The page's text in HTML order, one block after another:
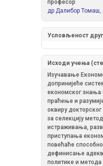
професор
др Далибор Томаш,
Условљеност
Исходи учења
Изучавање
допринијеће
економског знања
праћење и
оквиру докторског
за селекцију
истраживања,
приступања
повећаће
дефинисање
политике и